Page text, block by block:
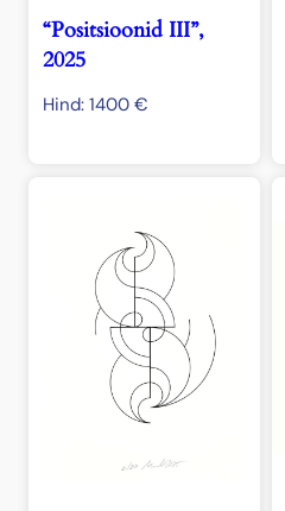
“Positsioonid III”,
2025
Hind: 1400 €